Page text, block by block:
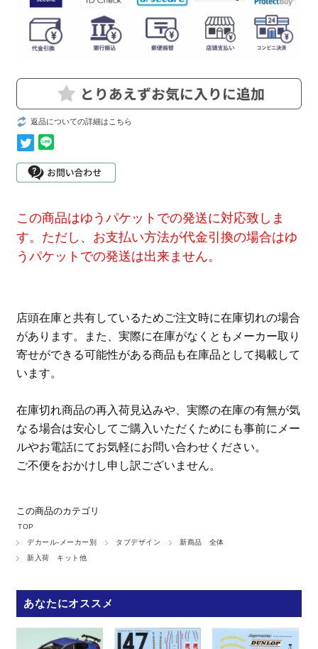
返品についての詳細はこちら
この商品はゆうパケットでの発送に対応致しま
す。ただし、お支払い方法が代金引換の場合はゆ
うパケットでの発送は出来ません。
店頭在庫と共有しているためご注文時に在庫切れの場合
があります。また、実際に在庫がなくともメーカー取り
寄せができる可能性がある商品も在庫品として掲載して
います。
在庫切れ商品の再入荷見込みや、実際の在庫の有無が気
なる場合は安心してご購入いただくためにも事前にメー
ルやお電話にてお気軽にお問い合わせください。
ご不便をおかけし申し訳ございません。
この商品のカテゴリ
TOP
デカール-メーカー別
タブデザイン
新商品 全体
新入荷 キット他
あなたにオススメ